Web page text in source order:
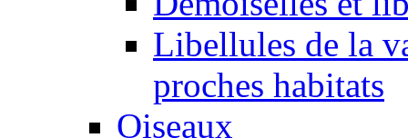
Libellules de la
proches habitats
Oiseaux